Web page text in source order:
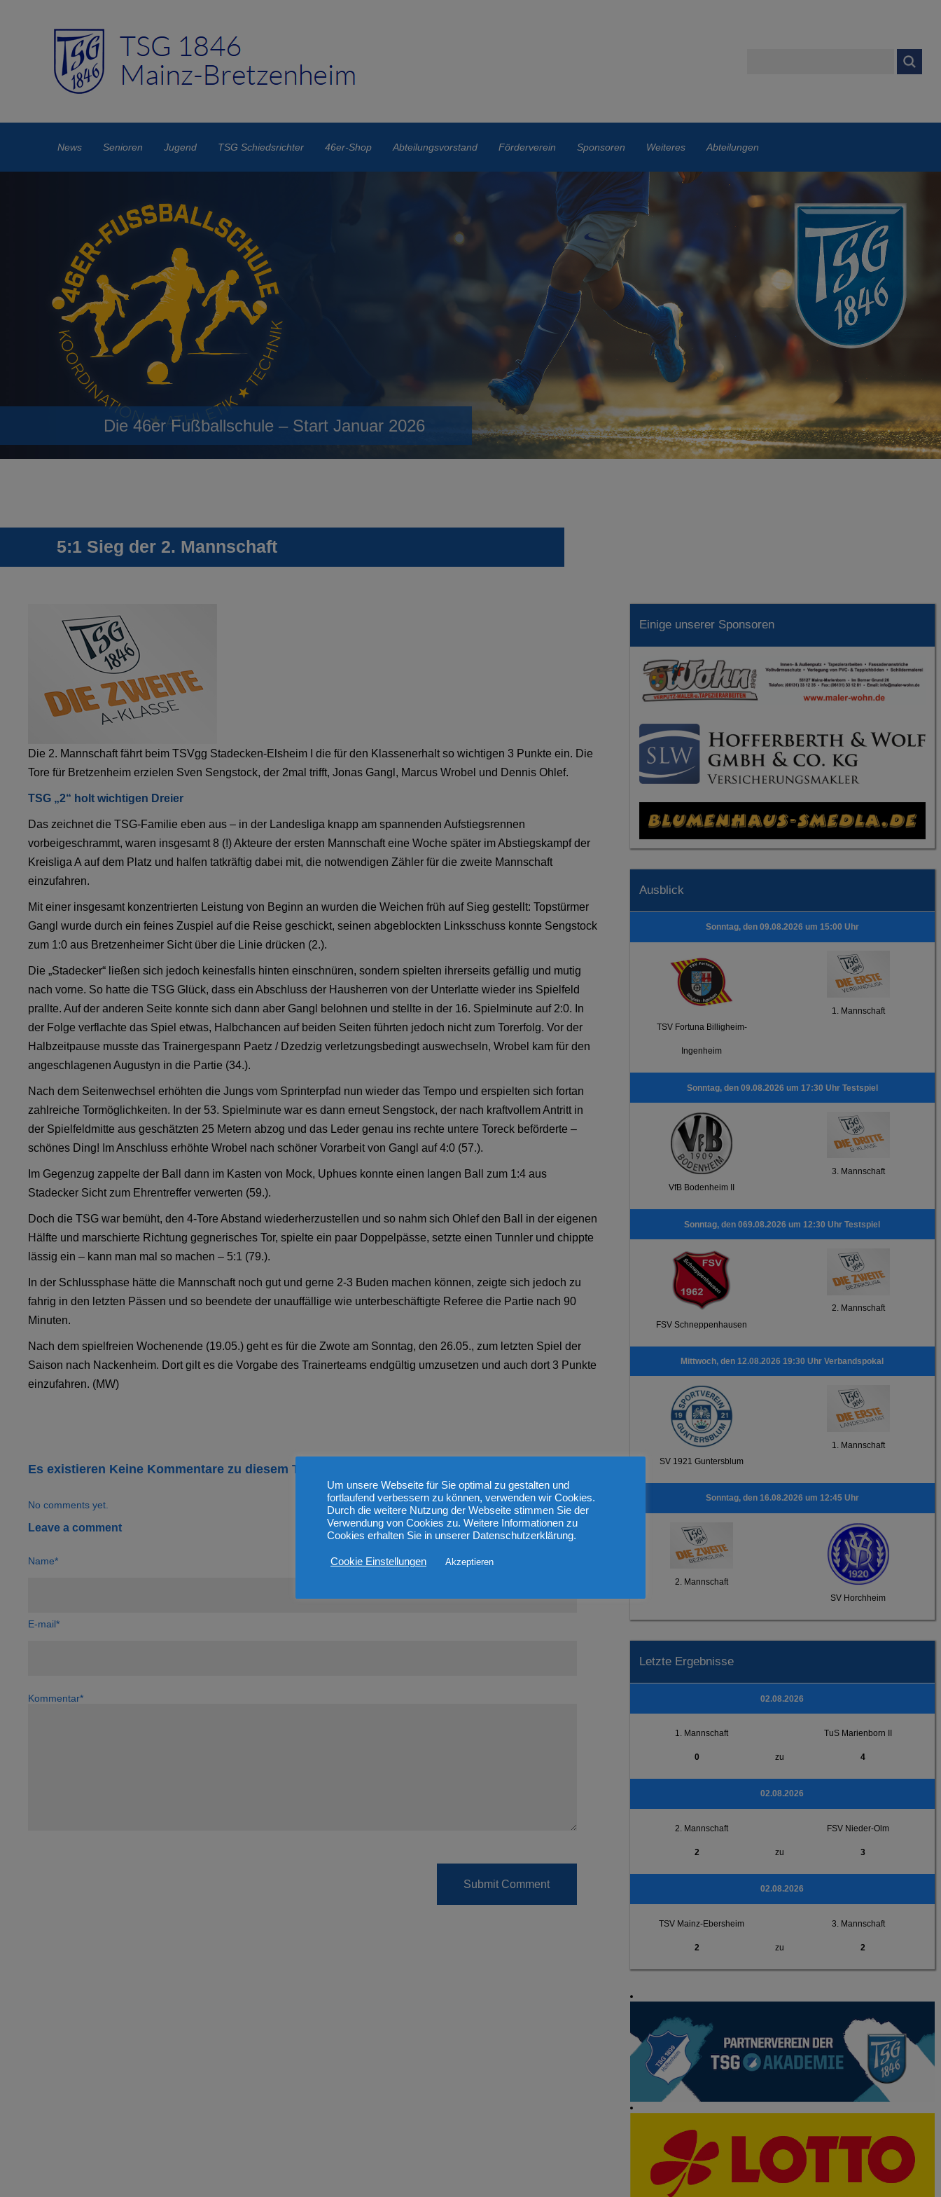
News Senioren Jugend TSG Schiedsrichter 46er-Shop Abteilungsvorstand Förderverein Sponsoren Weiteres Abteilungen
Die 46er Fußballschule – Start Januar 2026
5:1 Sieg der 2. Mannschaft
Die 2. Mannschaft fährt beim TSVgg Stadecken-Elsheim I die für den Klassenerhalt so wichtigen 3 Punkte ein. Die
Tore für Bretzenheim erzielen Sven Sengstock, der 2mal trifft, Jonas Gangl, Marcus Wrobel und Dennis Ohlef.
TSG „2“ holt wichtigen Dreier
Das zeichnet die TSG-Familie eben aus – in der Landesliga knapp am spannenden Aufstiegsrennen
vorbeigeschrammt, waren insgesamt 8 (!) Akteure der ersten Mannschaft eine Woche später im Abstiegskampf der
Kreisliga A auf dem Platz und halfen tatkräftig dabei mit, die notwendigen Zähler für die zweite Mannschaft
einzufahren.
Mit einer insgesamt konzentrierten Leistung von Beginn an wurden die Weichen früh auf Sieg gestellt: Topstürmer
Gangl wurde durch ein feines Zuspiel auf die Reise geschickt, seinen abgeblockten Linksschuss konnte Sengstock
zum 1:0 aus Bretzenheimer Sicht über die Linie drücken (2.).
Die „Stadecker“ ließen sich jedoch keinesfalls hinten einschnüren, sondern spielten ihrerseits gefällig und mutig
nach vorne. So hatte die TSG Glück, dass ein Abschluss der Hausherren von der Unterlatte wieder ins Spielfeld
prallte. Auf der anderen Seite konnte sich dann aber Gangl belohnen und stellte in der 16. Spielminute auf 2:0. In
der Folge verflachte das Spiel etwas, Halbchancen auf beiden Seiten führten jedoch nicht zum Torerfolg. Vor der
Halbzeitpause musste das Trainergespann Paetz / Dzedzig verletzungsbedingt auswechseln, Wrobel kam für den
angeschlagenen Augustyn in die Partie (34.).
Nach dem Seitenwechsel erhöhten die Jungs vom Sprinterpfad nun wieder das Tempo und erspielten sich fortan
zahlreiche Tormöglichkeiten. In der 53. Spielminute war es dann erneut Sengstock, der nach kraftvollem Antritt in
der Spielfeldmitte aus geschätzten 25 Metern abzog und das Leder genau ins rechte untere Toreck beförderte –
schönes Ding! Im Anschluss erhöhte Wrobel nach schöner Vorarbeit von Gangl auf 4:0 (57.).
Im Gegenzug zappelte der Ball dann im Kasten von Mock, Uphues konnte einen langen Ball zum 1:4 aus
Stadecker Sicht zum Ehrentreffer verwerten (59.).
Doch die TSG war bemüht, den 4-Tore Abstand wiederherzustellen und so nahm sich Ohlef den Ball in der eigenen
Hälfte und marschierte Richtung gegnerisches Tor, spielte ein paar Doppelpässe, setzte einen Tunnler und chippte
lässig ein – kann man mal so machen – 5:1 (79.).
In der Schlussphase hätte die Mannschaft noch gut und gerne 2-3 Buden machen können, zeigte sich jedoch zu
fahrig in den letzten Pässen und so beendete der unauffällige wie unterbeschäftigte Referee die Partie nach 90
Minuten.
Nach dem spielfreien Wochenende (19.05.) geht es für die Zwote am Sonntag, den 26.05., zum letzten Spiel der
Saison nach Nackenheim. Dort gilt es die Vorgabe des Trainerteams endgültig umzusetzen und auch dort 3 Punkte
einzufahren. (MW)
Es existieren Keine Kommentare zu diesem Thema
No comments yet.
Leave a comment
Name*
E-mail*
Kommentar*
Einige unserer Sponsoren
Ausblick
Sonntag, den 09.08.2026 um 15:00 Uhr
TSV Fortuna Billigheim-
Ingenheim
1. Mannschaft
Sonntag, den 09.08.2026 um 17:30 Uhr Testspiel
VfB Bodenheim II
3. Mannschaft
Sonntag, den 069.08.2026 um 12:30 Uhr Testspiel
FSV Schneppenhausen
2. Mannschaft
Mittwoch, den 12.08.2026 19:30 Uhr Verbandspokal
SV 1921 Guntersblum
1. Mannschaft
Sonntag, den 16.08.2026 um 12:45 Uhr
2. Mannschaft
SV Horchheim
Letzte Ergebnisse
02.08.2026
1. Mannschaft TuS Marienborn II
0 zu 4
02.08.2026
2. Mannschaft FSV Nieder-Olm
2 zu 3
02.08.2026
TSV Mainz-Ebersheim 3. Mannschaft
2 zu 2
Um unsere Webseite für Sie optimal zu gestalten und
fortlaufend verbessern zu können, verwenden wir Cookies.
Durch die weitere Nutzung der Webseite stimmen Sie der
Verwendung von Cookies zu. Weitere Informationen zu
Cookies erhalten Sie in unserer Datenschutzerklärung.
Cookie Einstellungen Akzeptieren